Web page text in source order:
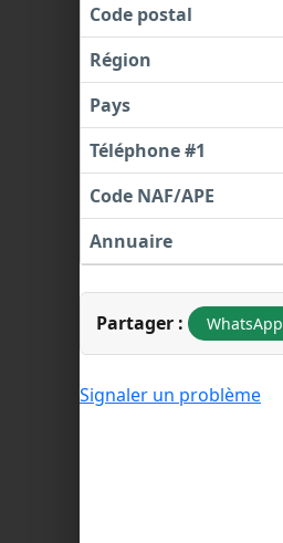
Code postal
Région
Pays
Téléphone #1
Code NAF/APE
Annuaire
Partager : WhatsApp
Signaler un problème